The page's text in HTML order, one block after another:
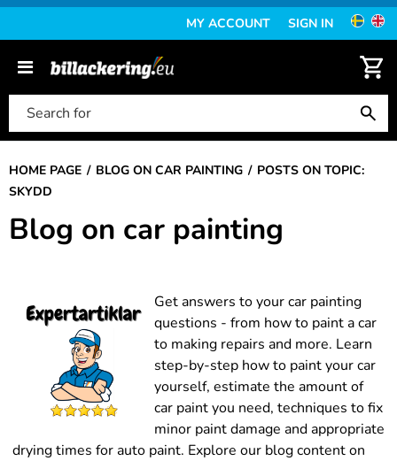
MY ACCOUNT SIGN IN
HOME PAGE BLOG ON CAR PAINTING
POSTS ON TOPIC:
SKYDD
Blog on car painting
Get answers to your car painting
questions - from how to paint a car
to making repairs and more. Learn
step-by-step how to paint your car
yourself, estimate the amount of
car paint you need, techniques to fix
minor paint damage and appropriate
drying times for auto paint. Explore our blog content on